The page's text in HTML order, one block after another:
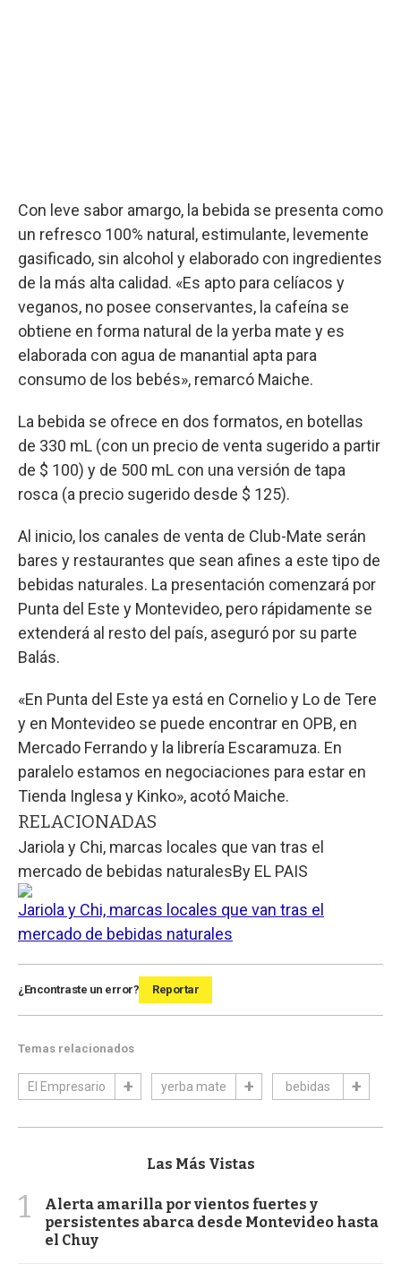
Con leve sabor amargo, la bebida se presenta como
un refresco 100% natural, estimulante, levemente
gasificado, sin alcohol y elaborado con ingredientes
de la más alta calidad. «Es apto para celíacos y
veganos, no posee conservantes, la cafeína se
obtiene en forma natural de la yerba mate y es
elaborada con agua de manantial apta para
consumo de los bebés», remarcó Maiche.
La bebida se ofrece en dos formatos, en botellas
de 330 mL (con un precio de venta sugerido a partir
de $ 100) y de 500 mL con una versión de tapa
rosca (a precio sugerido desde $ 125).
Al inicio, los canales de venta de Club-Mate serán
bares y restaurantes que sean afines a este tipo de
bebidas naturales. La presentación comenzará por
Punta del Este y Montevideo, pero rápidamente se
extenderá al resto del país, aseguró por su parte
Balás.
«En Punta del Este ya está en Cornelio y Lo de Tere
y en Montevideo se puede encontrar en OPB, en
Mercado Ferrando y la librería Escaramuza. En
paralelo estamos en negociaciones para estar en
Tienda Inglesa y Kinko», acotó Maiche.
RELACIONADAS
Jariola y Chi, marcas locales que van tras el
mercado de bebidas naturalesBy EL PAIS
Jariola y Chi, marcas locales que van tras el
mercado de bebidas naturales
¿Encontraste un error? Reportar
Temas relacionados
El Empresario yerba mate bebidas
Las Más Vistas
1
Alerta amarilla por vientos fuertes y
persistentes abarca desde Montevideo hasta
el Chuy